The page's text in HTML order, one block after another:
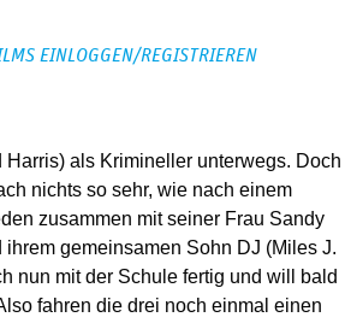
EINLOGGEN/REGISTRIEREN
Harris) als Krimineller unterwegs. Doch
nichts so sehr, wie nach einem
zusammen mit seiner Frau Sandy
gemeinsamen Sohn DJ (Miles J.
nun mit der Schule fertig und will bald
fahren die drei noch einmal einen